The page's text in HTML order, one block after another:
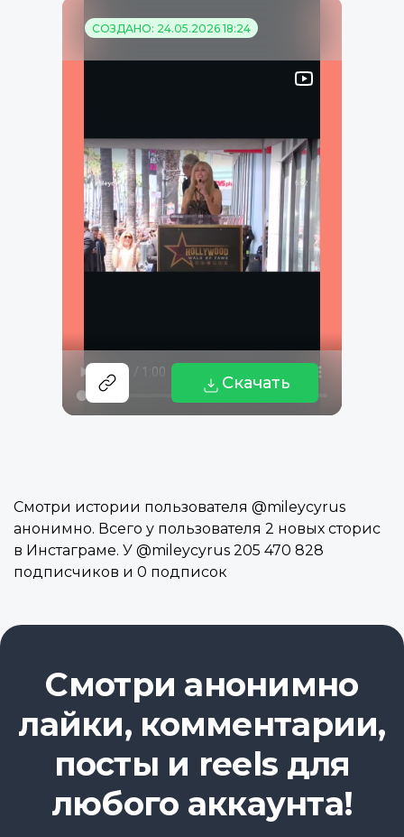
СОЗДАНО: 24.05.2026 18:24
Скачать
Смотри истории пользователя @mileycyrus
анонимно. Всего у пользователя 2 новых сторис
в Инстаграме. У @mileycyrus 205 470 828
подписчиков и 0 подписок
Смотри анонимно
лайки, комментарии,
посты и reels для
любого аккаунта!